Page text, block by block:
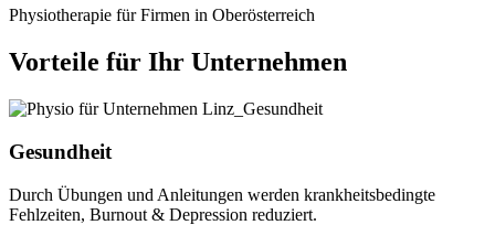
Physiotherapie für Firmen in Oberösterreich
Vorteile für Ihr Unternehmen
Gesundheit
Durch Übungen und Anleitungen werden krankheitsbedingte
Fehlzeiten, Burnout & Depression reduziert.